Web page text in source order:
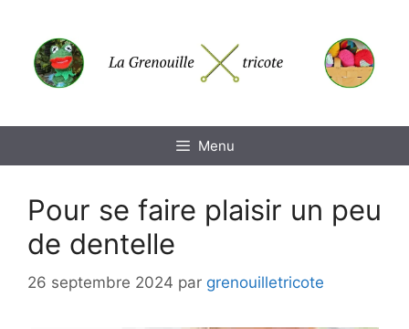
contenu
Menu
Pour se faire plaisir un peu
de dentelle
26 septembre 2024 par grenouilletricote